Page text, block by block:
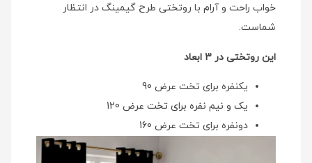
خواب راحت و آرام با روتختی طرح گیمینگ در انتظار
شماست.
این روتختی در 3 ابعاد
یکنفره برای تخت عرض 90
یک و نیم نفره برای تخت عرض 120
دونفره برای تخت عرض 160